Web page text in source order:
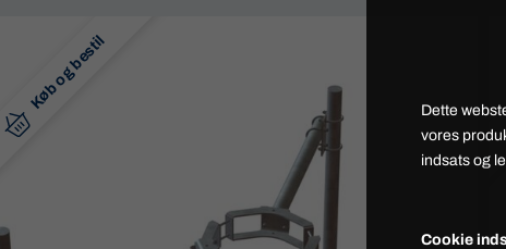
Køb og bestil
Dette
vores
indsats og
Cookie